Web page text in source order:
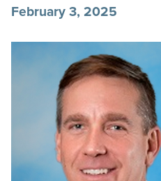
February 3, 2025